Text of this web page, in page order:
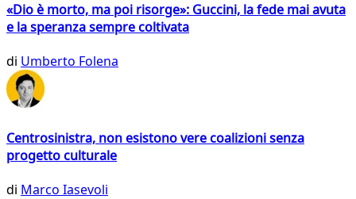
«Dio è morto, ma poi risorge»: Guccini, la fede mai avuta
e la speranza sempre coltivata
di Umberto Folena
Centrosinistra, non esistono vere coalizioni senza
progetto culturale
di Marco Iasevoli